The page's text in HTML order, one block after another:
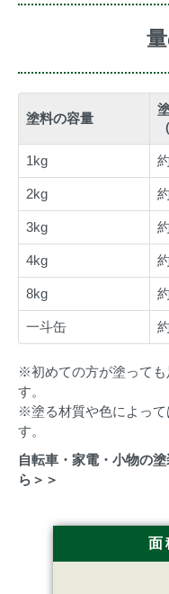
塗料の容量
1kg
2kg
3kg
4kg
8kg
一斗缶
※初めての方が塗っても
す。
※塗る材質や色によって
す。
自転車・家電・小物の
ら＞＞
面